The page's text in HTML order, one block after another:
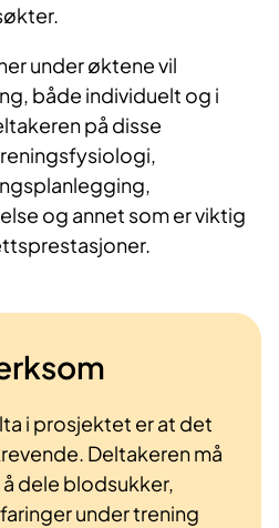
under øktene vil
både individuelt og i
på disse
og annet som er viktig
i prosjektet er at det
Deltakeren må
dele blodsukker,
under trening